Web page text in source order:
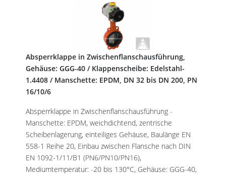
Absperrklappe in Zwischenflanschausführung,
Gehäuse: GGG-40 / Klappenscheibe: Edelstahl-
1.4408 / Manschette: EPDM, DN 32 bis DN 200, PN
16/10/6
Absperrklappe in Zwischenflanschausführung -
Manschette: EPDM, weichdichtend, zentrische
Scheibenlagerung, einteiliges Gehäuse, Baulänge EN
558-1 Reihe 20, Einbau zwischen Flansche nach DIN
EN 1092-1/11/B1 (PN6/PN10/PN16),
Mediumtemperatur: -20 bis 130°C, Gehäuse: GGG-40,